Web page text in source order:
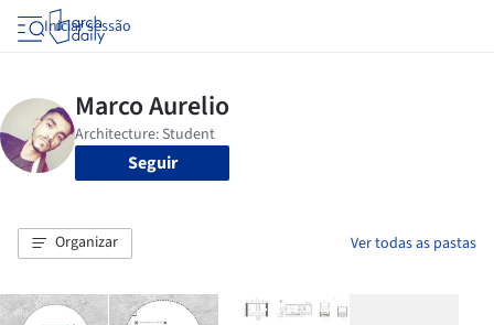
Iniciar sessão
Seguir
Organizar Ver todas as pastas